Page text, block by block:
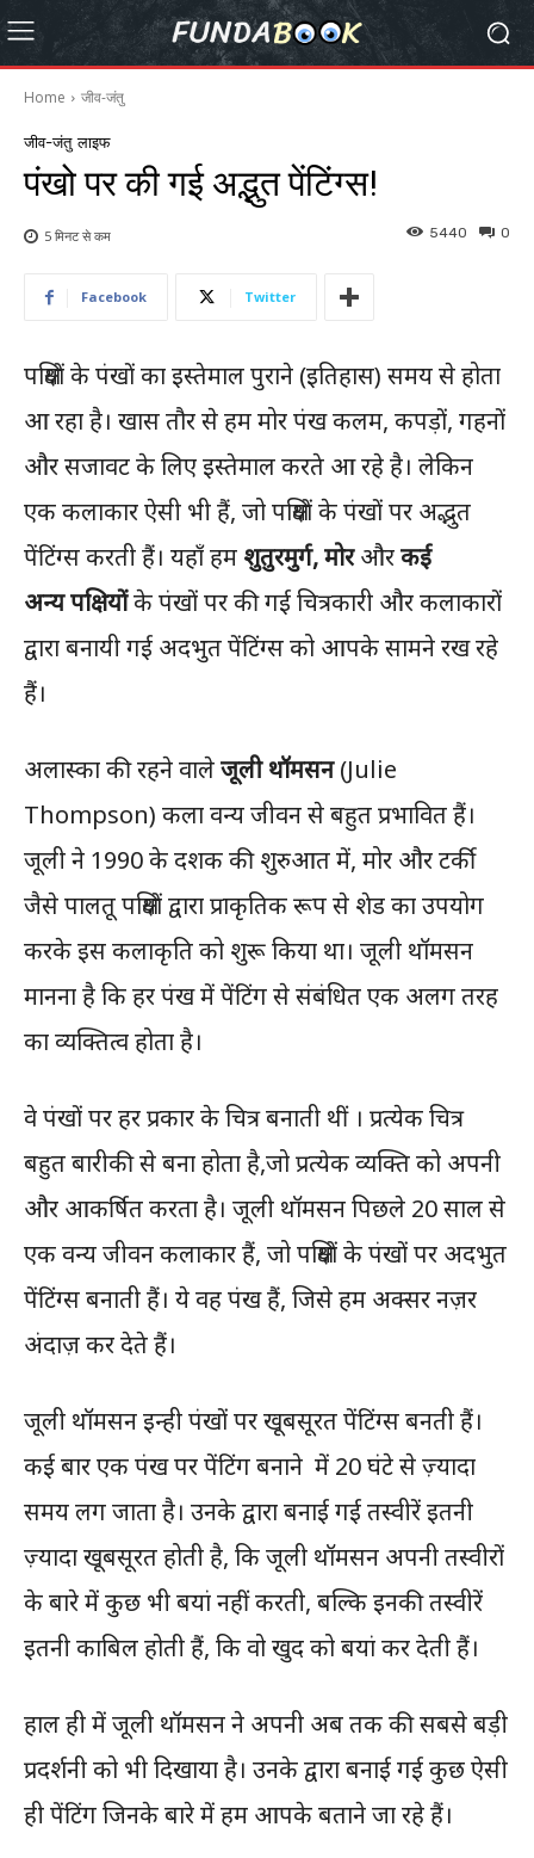
Home जीव-जंतु
जीव-जंतु लाइफ
पंखो पर की गई अद्भुत पेंटिंग्स!
0
5440
5 मिनट सेकम
Facebook Twitter
पक्षियों के पंखों का इस्तेमाल पुराने (इतिहास) समय से होता
आ रहा है। खास तौर से हम मोर पंख कलम, कपड़ों, गहनों
और सजावट के लिए इस्तेमाल करते आ रहे है। लेकिन
एक कलाकार ऐसी भी हैं, जो पक्षियों के पंखों पर अद्भुत
पेंटिंग्स करती हैं। यहाँ हम शुतुरमुर्ग, मोरऔरकई
अन्य पक्षियोंके पंखों पर की गई चित्रकारी और कलाकारों
द्वारा बनायी गई अदभुत पेंटिंग्स को आपके सामने रख रहे
हैं।
अलास्का की रहने वालेजूली थॉमसन(Julie
Thompson) कला वन्य जीवन से बहुत प्रभावित हैं।
जूली ने 1990 के दशक की शुरुआत में, मोर और टर्की
जैसे पालतू पक्षियों द्वारा प्राकृतिक रूप से शेड का उपयोग
करके इस कलाकृति को शुरू किया था। जूली थॉमसन
मानना है कि हर पंख में पेंटिंग से संबंधित एक अलग तरह
का व्यक्तित्व होता है।
वे पंखों पर हर प्रकार के चित्र बनाती थीं । प्रत्येक चित्र
बहुत बारीकी से बना होता है,जो प्रत्येक व्यक्ति को अपनी
और आकर्षित करता है। जूली थॉमसन पिछले 20 साल से
एक वन्य जीवन कलाकार हैं, जो पक्षियों के पंखों पर अदभुत
पेंटिंग्स बनाती हैं। ये वह पंख हैं, जिसे हम अक्सर नज़र
अंदाज़ कर देते हैं।
जूली थॉमसन इन्ही पंखों पर खूबसूरत पेंटिंग्स बनती हैं।
कई बार एक पंख पर पेंटिंग बनाने में 20 घंटे से ज़्यादा
समय लग जाता है। उनके द्वारा बनाई गई तस्वीरें इतनी
ज़्यादा खूबसूरत होती है, कि जूली थॉमसन अपनी तस्वीरों
के बारे में कुछ भी बयां नहीं करती, बल्कि इनकी तस्वीरें
इतनी काबिल होती हैं, कि वो खुद को बयां कर देती हैं।
हाल ही में जूली थॉमसन ने अपनी अब तक की सबसे बड़ी
प्रदर्शनी को भी दिखाया है। उनके द्वारा बनाई गई कुछ ऐसी
ही पेंटिंग जिनके बारे में हम आपके बताने जा रहे हैं।